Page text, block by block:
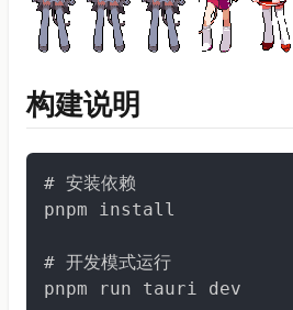
构建说明
# 安装依赖
pnpm install
# 开发模式运行
pnpm run tauri dev